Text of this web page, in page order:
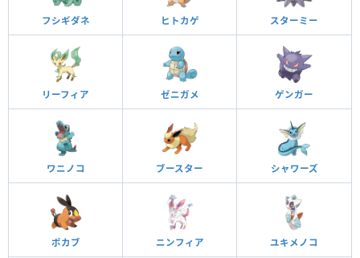
フシギダネ ヒトカゲ スターミー
リーフィア ゼニガメ ゲンガー
ワニノコ ブースター シャワーズ
ポカブ ニンフィア ユキメノコ